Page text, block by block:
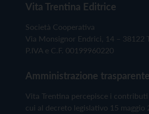
Vita Trentina Editrice
Società Cooperativa
Via Monsignor Endrici, 14 – 38122
P.IVA e C.F. 00199960220
Amministrazione trasparente
Vita Trentina percepisce i
cui al decreto legislativo 15 maggio